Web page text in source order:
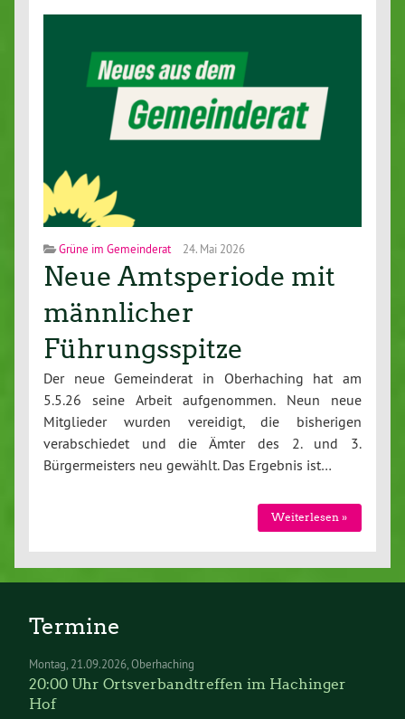
Grüne im Gemeinderat 24. Mai 2026
Neue Amtsperiode mit
männlicher
Führungsspitze
Der neue Gemeinderat in Oberhaching hat am
5.5.26 seine Arbeit aufgenommen. Neun neue
Mitglieder wurden vereidigt, die bisherigen
verabschiedet und die Ämter des 2. und 3.
Bürgermeisters neu gewählt. Das Ergebnis ist…
Weiterlesen »
Termine
Montag 21.09.2026 Oberhaching
20:00 Uhr Ortsverbandtreffen im Hachinger
Hof